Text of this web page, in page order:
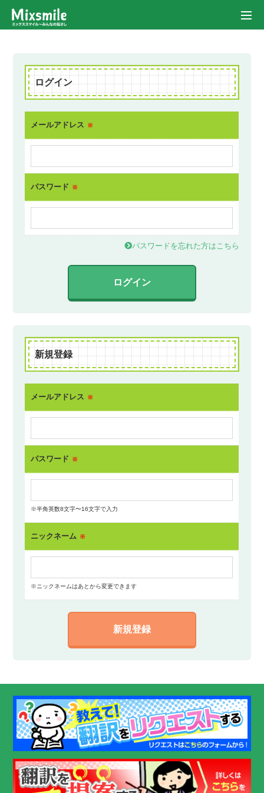
ログイン
メールアドレス ※
パスワード ※
パスワードを忘れた方はこちら
ログイン
新規登録
メールアドレス ※
パスワード ※
※半角英数8文字〜16文字で入力
ニックネーム ※
※ニックネームはあとから変更できます
新規登録